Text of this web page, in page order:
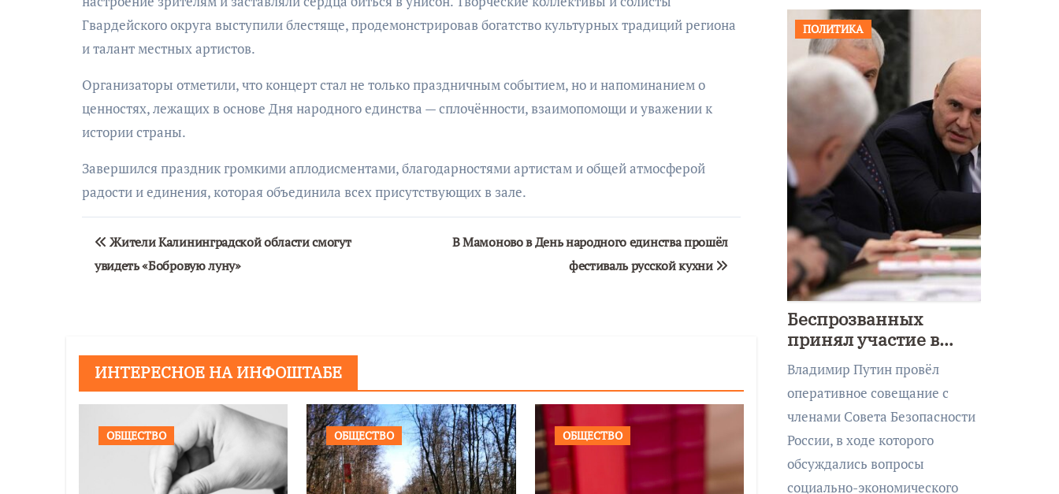
Гвардейского округа выступили блестяще, продемонстрировав богатство культурных традиций региона
и талант местных артистов.
Организаторы отметили, что концерт стал не только праздничным событием, но и напоминанием о
ценностях, лежащих в основе Дня народного единства — сплочённости, взаимопомощи и уважении к
истории страны.
Завершился праздник громкими аплодисментами, благодарностями артистам и общей атмосферой
радости и единения, которая объединила всех присутствующих в зале.
Навигация
по
Жители Калининградской области смогут
увидеть «Бобровую луну»
В Мамоново в День народного единства прошёл
фестиваль русской кухни
ИНТЕРЕСНОЕ НА ИНФОШТАБЕ
ОБЩЕСТВО ОБЩЕСТВО ОБЩЕСТВО
ПОЛИТИКА
Беспрозванных
принял участие в
совещании Совбеза
под руководством
Путина
Владимир Путин провёл
оперативное совещание с
членами Совета Безопасности
России, в ходе которого
обсуждались вопросы
социально-экономического